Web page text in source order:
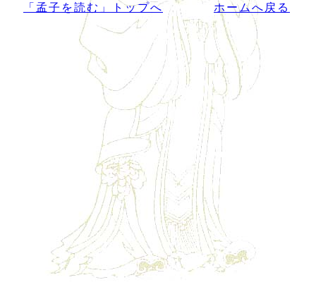
「孟子を読む」トップへ ホームへ戻る